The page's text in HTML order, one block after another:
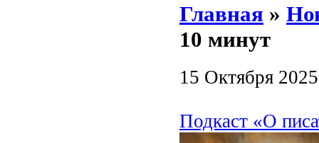
Главная »
10 минут
15 Октября 2025
Подкаст «О